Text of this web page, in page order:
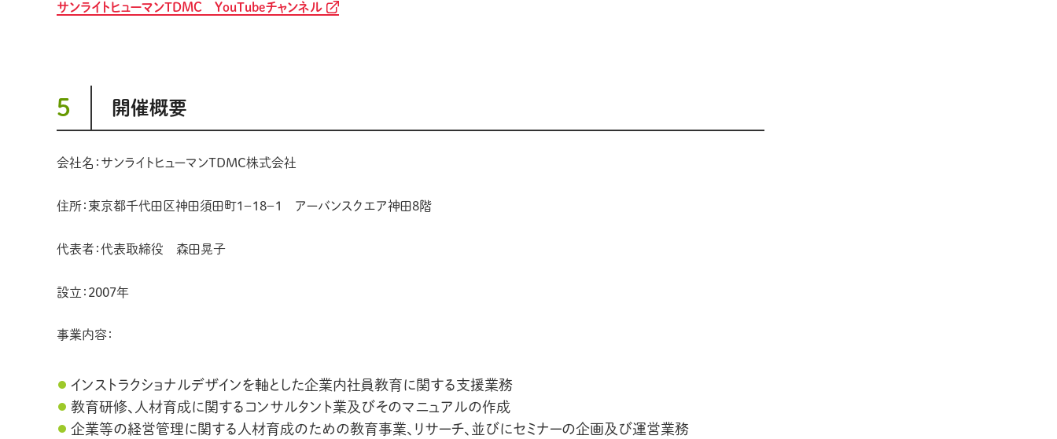
サンライトヒューマンTDMC YouTubeチャンネル
5 開催概要
会社名：サンライトヒューマンTDMC株式会社
住所：東京都千代田区神田須田町1－18－1 アーバンスクエア神田8階
代表者：代表取締役 森田晃子
設立：2007年
事業内容：
インストラクショナルデザインを軸とした企業内社員教育に関する支援業務
教育研修、人材育成に関するコンサルタント業及びそのマニュアルの作成
企業等の経営管理に関する人材育成のための教育事業、リサーチ、並びにセミナーの企画及び運営業務